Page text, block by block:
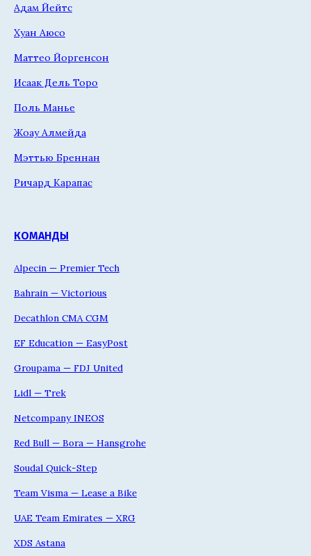
Адам Йейтс
Хуан Аюсо
Маттео Йоргенсон
Исаак Дель Торо
Поль Манье
Жоау Алмейда
Мэттью Бреннан
Ричард Карапас
КОМАНДЫ
Alpecin — Premier Tech
Bahrain — Victorious
Decathlon CMA CGM
EF Education — EasyPost
Groupama — FDJ United
Lidl — Trek
Netcompany INEOS
Red Bull — Bora — Hansgrohe
Soudal Quick-Step
Team Visma — Lease a Bike
UAE Team Emirates — XRG
XDS Astana